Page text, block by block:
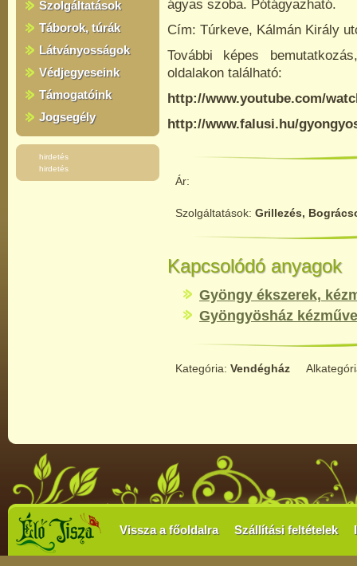
Szolgáltatások
Táborok, túrák
Látványosságok
Védjegyeseink
Támogatóink
Jogsegély
hirdetés
hirdetés
ágyas szoba. Pótágyazható.
Cím: Túrkeve, Kálmán Király
További képes
oldalakon található:
http://www.youtube.com/
http://www.falusi.hu/
Ár:
Szolgáltatások: Grillezés,
Kapcsolódó anyagok
Gyöngy ékszerek,
Gyöngyösház
Kategória: Vendégház
Vissza a főoldalra Szállítási feltételek